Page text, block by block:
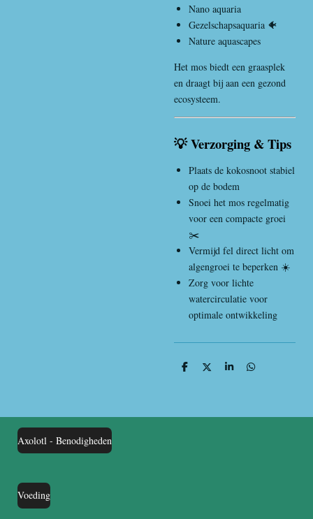
Nano aquaria
Gezelschapsaquaria 🐠
Nature aquascapes
Het mos biedt een graasplek
en draagt bij aan een gezond
ecosysteem.
💡 Verzorging & Tips
Plaats de kokosnoot stabiel
op de bodem
Snoei het mos regelmatig
voor een compacte groei
✂️
Vermijd fel direct licht om
algengroei te beperken ☀️
Zorg voor lichte
watercirculatie voor
optimale ontwikkeling
D
D
S
D
Axolotl - Benodigheden
Voeding